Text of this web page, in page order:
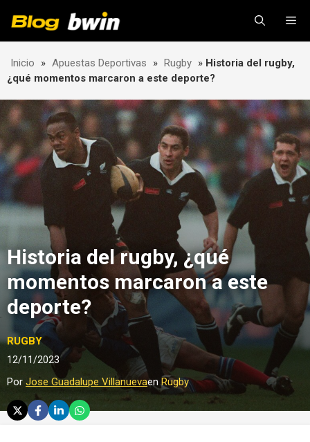
Inicio » Apuestas Deportivas » Rugby » Historia del rugby,
¿qué momentos marcaron a este deporte?
Historia del rugby, ¿qué
momentos marcaron a este
deporte?
RUGBY
12/11/2023
Por Jose Guadalupe VillanuevaenRugby